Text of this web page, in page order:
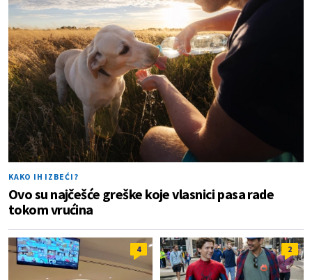
KAKO IH IZBEĆI?
Ovo su najčešće greške koje vlasnici pasa rade
tokom vrućina
4 2